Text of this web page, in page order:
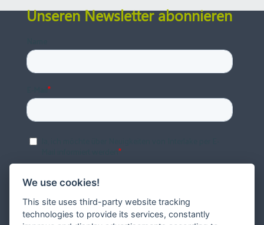
Unseren Newsletter abonnieren
We use cookies!
This site uses third-party website tracking
technologies to provide its services, constantly